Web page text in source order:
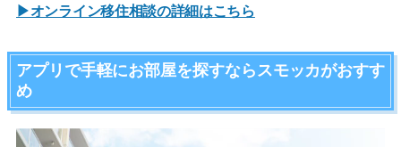
▶オンライン移住相談の詳細はこちら
アプリで手軽にお部屋を探すならスモッカがおすす
め